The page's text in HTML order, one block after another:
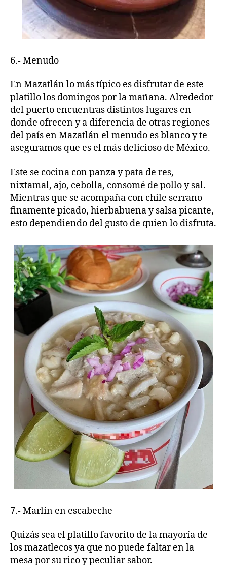
6.- Menudo
En Mazatlán lo más típico es disfrutar de este
platillo los domingos por la mañana. Alrededor
del puerto encuentras distintos lugares en
donde ofrecen y a diferencia de otras regiones
del país en Mazatlán el menudo es blanco y te
aseguramos que es el más delicioso de México.
Este se cocina con panza y pata de res,
nixtamal, ajo, cebolla, consomé de pollo y sal.
Mientras que se acompaña con chile serrano
finamente picado, hierbabuena y salsa picante,
esto dependiendo del gusto de quien lo disfruta.
7.- Marlín en escabeche
Quizás sea el platillo favorito de la mayoría de
los mazatlecos ya que no puede faltar en la
mesa por su rico y peculiar sabor.